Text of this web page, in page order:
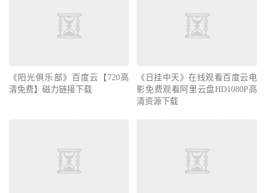
《阳光俱乐部》百度云【720高
清免费】磁力链接下载
《日挂中天》在线观看百度云电
影免费观看阿里云盘HD1080P高
清资源下载